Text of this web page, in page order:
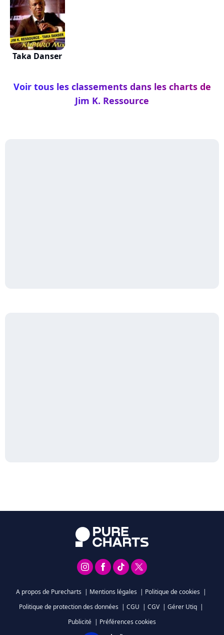
Taka Danser
Voir tous les classements dans les charts de
Jim K. Ressource
A propos de Purecharts | Mentions légales | Politique de cookies |
Politique de protection des données | CGU | CGV | Gérer Utiq |
Publicité | Préférences cookies